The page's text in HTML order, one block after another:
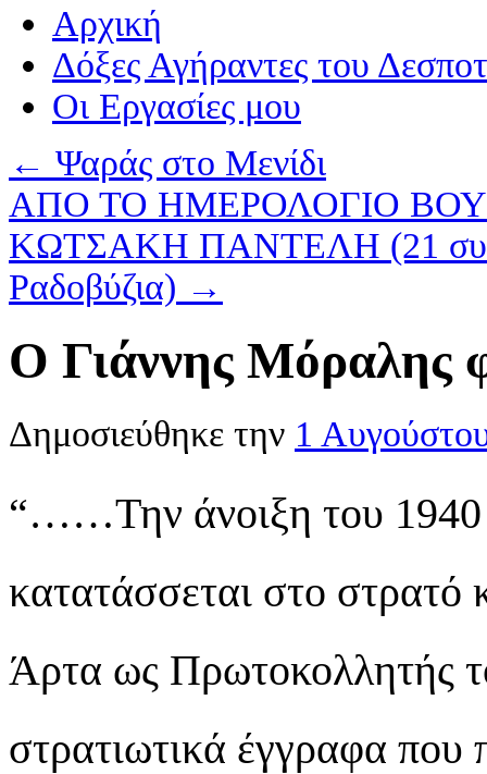
Αρχική
Δόξες Αγήραντες του
Οι Eργασίες μου
← Ψαράς στο Μενίδι
ΑΠΟ ΤΟ ΗΜΕΡΟΛΟΓΙΟ
ΚΩΤΣΑΚΗ ΠΑΝΤΕΛΗ (21
Ραδοβύζια) →
O Γιάννης Μόραλης
Δημοσιεύθηκε την 1
“……Την άνοιξη του
κατατάσσεται στο στρατό
Άρτα ως Πρωτοκολλητής
στρατιωτικά έγγραφα που